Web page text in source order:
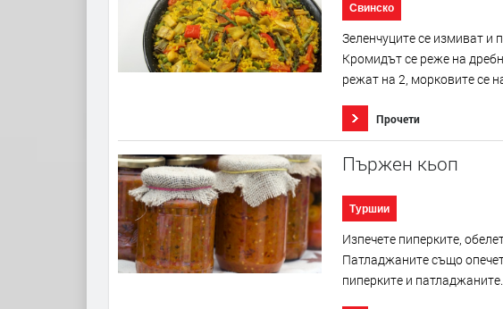
Свинско
Зеленчуците се измиват и
Кромидът се реже на
режат на 2, морковите се
Прочети
Пържен кьоп
Туршии
Изпечете пиперките,
Патладжаните също
пиперките и